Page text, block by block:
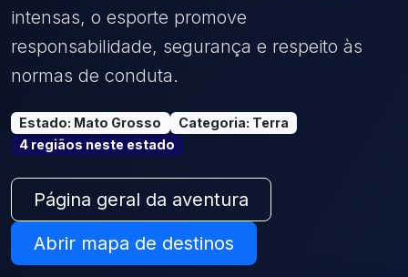
intensas, o esporte promove
responsabilidade, segurança e respeito às
normas de conduta.
Estado: Mato Grosso Categoria: Terra
4 regiãos neste estado
Página geral da aventura
Abrir mapa de destinos